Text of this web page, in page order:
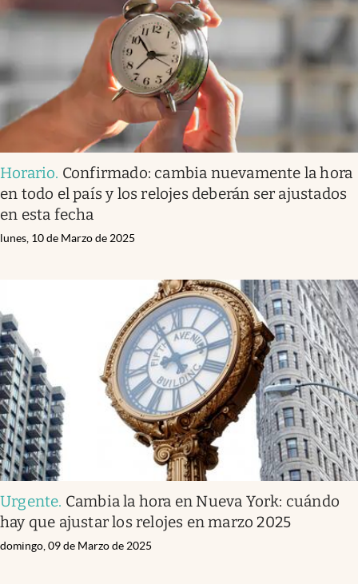
Horario. Confirmado: cambia nuevamente la hora
en todo el país y los relojes deberán ser ajustados
en esta fecha
lunes, 10 de Marzo de 2025
Urgente. Cambia la hora en Nueva York: cuándo
hay que ajustar los relojes en marzo 2025
domingo, 09 de Marzo de 2025